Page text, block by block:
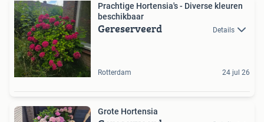
Prachtige Hortensia's - Diverse kleuren
beschikbaar
Gereserveerd Details
Rotterdam 24 jul 26
Grote Hortensia